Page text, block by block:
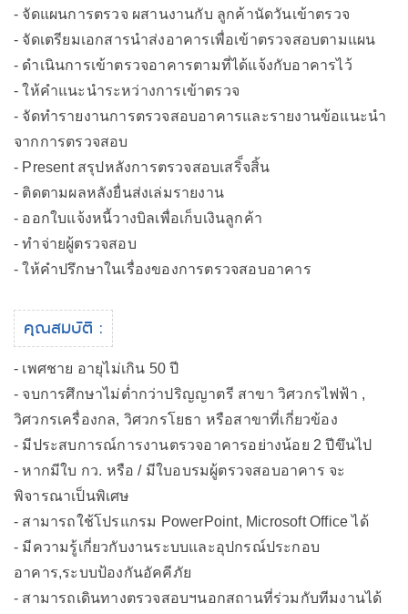
- จัดแผนการตรวจ ผสานงานกับ ลูกค้านัดวันเข้าตรวจ
- จัดเตรียมเอกสารนำส่งอาคารเพื่อเข้าตรวจสอบตามแผน
- ดำเนินการเข้าตรวจอาคารตามที่ได้แจ้งกับอาคารไว้
- ให้คำแนะนำระหว่างการเข้าตรวจ
- จัดทำรายงานการตรวจสอบอาคารและรายงานข้อแนะนำ
จากการตรวจสอบ
- Present สรุปหลังการตรวจสอบเสริ็จสิ้น
- ติดตามผลหลังยื่นส่งเล่มรายงาน
- ออกใบแจ้งหนี้วางบิลเพื่อเก็บเงินลูกค้า
- ทำจ่ายผู้ตรวจสอบ
- ให้คำปรึกษาในเรื่องของการตรวจสอบอาคาร
คุณสมบัติ :
- เพศชาย อายุไม่เกิน 50 ปี
- จบการศึกษาไม่ต่ำกว่าปริญญาตรี สาขา วิศวกรไฟฟ้า ,
วิศวกรเครื่องกล, วิศวกรโยธา หรือสาขาที่เกี่ยวข้อง
- มีประสบการณ์การงานตรวจอาคารอย่างน้อย 2 ปีขึนไป
- หากมีใบ กว. หรือ / มีใบอบรมผู้ตรวจสอบอาคาร จะ
พิจารณาเป็นพิเศษ
- สามารถใช้โปรแกรม PowerPoint, Microsoft Office ได้
- มีความรู้เกี่ยวกับงานระบบและอุปกรณ์ประกอบ
อาคาร,ระบบป้องกันอัคคีภัย
- สามารถเดินทางตรวจสอบฯนอกสถานที่ร่วมกับทีมงานได้